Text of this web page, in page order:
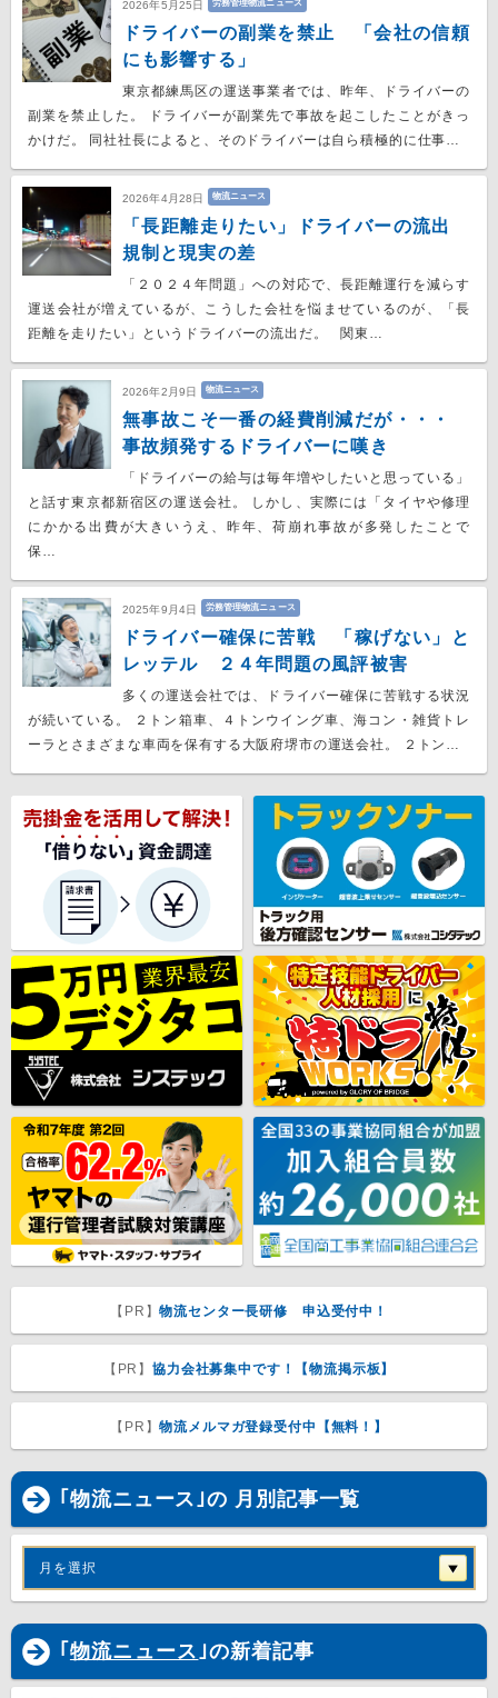
2026年5月25日 労務管理物流ニュース
ドライバーの副業を禁止 「会社の信頼
にも影響する」
東京都練馬区の運送事業者では、昨年、ドライバーの
副業を禁止した。 ドライバーが副業先で事故を起こしたことがきっ
かけだ。 同社社長によると、そのドライバーは自ら積極的に仕事…
2026年4月28日 物流ニュース
「長距離走りたい」ドライバーの流出
規制と現実の差
「２０２４年問題」への対応で、長距離運行を減らす
運送会社が増えているが、こうした会社を悩ませているのが、「長
距離を走りたい」というドライバーの流出だ。 関東…
2026年2月9日 物流ニュース
無事故こそ一番の経費削減だが・・・
事故頻発するドライバーに嘆き
「ドライバーの給与は毎年増やしたいと思っている」
と話す東京都新宿区の運送会社。 しかし、実際には「タイヤや修理
にかかる出費が大きいうえ、昨年、荷崩れ事故が多発したことで
保…
2025年9月4日 労務管理物流ニュース
ドライバー確保に苦戦 「稼げない」と
レッテル ２４年問題の風評被害
多くの運送会社では、ドライバー確保に苦戦する状況
が続いている。 ２トン箱車、４トンウイング車、海コン・雑貨トレ
ーラとさまざまな車両を保有する大阪府堺市の運送会社。 ２トン…
【PR】物流センター長研修 申込受付中！
【PR】協力会社募集中です！【物流掲示板】
【PR】物流メルマガ登録受付中【無料！】
｢物流ニュース｣の 月別記事一覧
月を選択
｢ 物流ニュース｣の新着記事